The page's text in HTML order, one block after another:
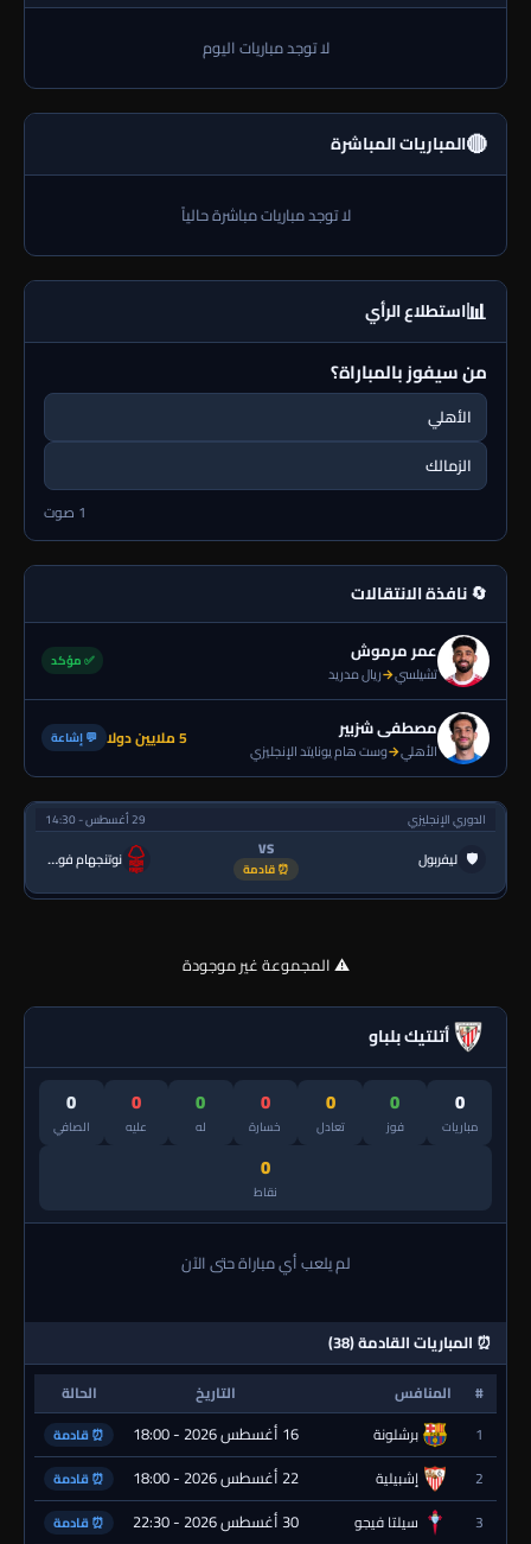
لا توجد مباريات اليوم
🔴المباريات المباشرة
لا توجد مباريات مباشرة حالياً
📊استطلاع الرأي
من سيفوز بالمباراة؟
الأهلي
الزمالك
1 صوت
🔄 نافذة الانتقالات
عمر مرموش
تشيلسي→ريال مدريد
✅ مؤكد
مصطفى شزبير
الأهلي→وست هام يونايتد الإنجليزي 5 ملايين دولا 💬 إشاعة
الدوري الإنجليزي 29 أغسطس - 14:30
🛡 ليفربول VS
⏰ قادمة نوتنجهام فورست
⚠️ المجموعة غير موجودة
أتلتيك بلباو
0
مباريات
0
فوز
0
تعادل
0
خسارة
0
له
0
عليه
0
الصافي
0
نقاط
لم يلعب أي مباراة حتى الآن
⏰ المباريات القادمة (38)
# المنافس التاريخ
الحالة
1
برشلونة 16 أغسطس 2026 - 18:00 ⏰ قادمة
2 إشبيلية 22 أغسطس 2026 - 18:00 ⏰ قادمة
3 سيلتا فيجو 30 أغسطس 2026 - 22:30 ⏰ قادمة